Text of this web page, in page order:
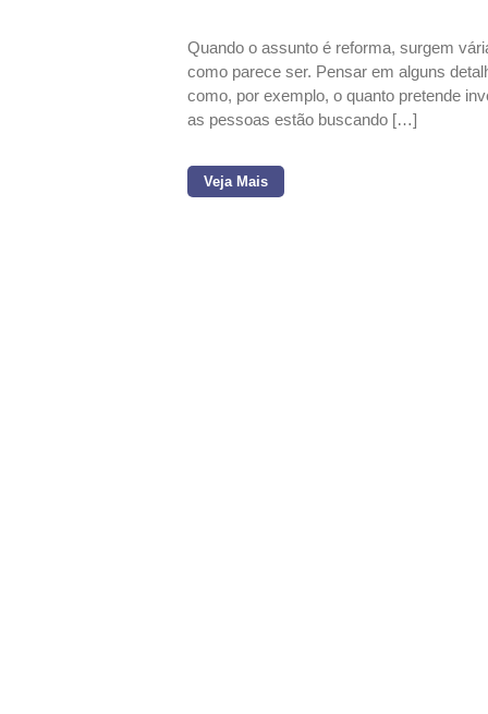
Quando o assunto é reforma, surgem
como parece ser. Pensar em alguns
como, por exemplo, o quanto pretende
as pessoas estão buscando […]
Veja Mais